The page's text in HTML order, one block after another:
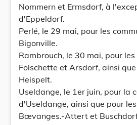
Nommern et Ermsdorf, à
d'Eppeldorf.
Perlé, le 29 mai, pour les
Bigonville.
Rambrouch, le 30 mai, pour
Folschette et Arsdorf, ainsi
Heispelt.
Useldange, le 1er juin, pour la
d'Useldange, ainsi que pour
Bœvanges.-Attert et